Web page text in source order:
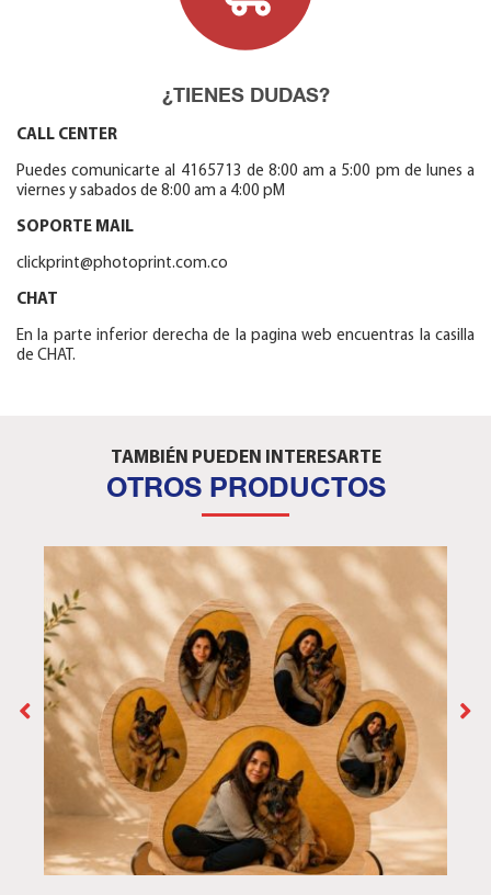
¿TIENES DUDAS?
CALL CENTER
Puedes comunicarte al 4165713 de 8:00 am a 5:00 pm de lunes a
viernes y sabados de 8:00 am a 4:00 pM
SOPORTE MAIL
clickprint@photoprint.com.co
CHAT
En la parte inferior derecha de la pagina web encuentras la casilla
de CHAT.
TAMBIÉN PUEDEN INTERESARTE
OTROS PRODUCTOS